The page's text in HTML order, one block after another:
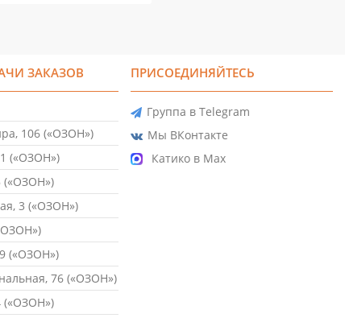
ЗАКАЗОВ
106 («ОЗОН»)
(«ОЗОН»)
(«ОЗОН»)
3 («ОЗОН»)
(«ОЗОН»)
76 («ОЗОН»)
(«ОЗОН»)
ПРИСОЕДИНЯЙТЕСЬ
Группа в Telegram
Мы ВКонтакте
Катико в Max